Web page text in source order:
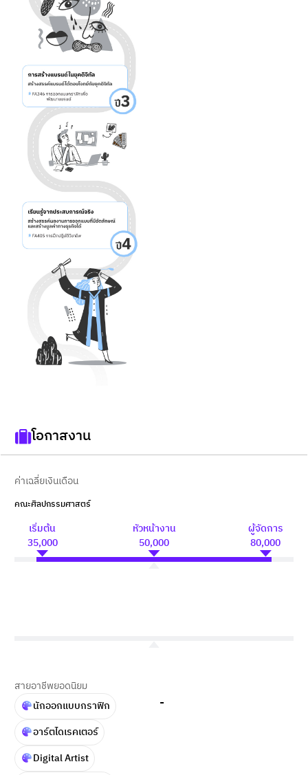
โอกาสงาน
ค่าเฉลี่ยเงินเดือน
คณะศิลปกรรมศาสตร์
เริ่มต้น
35,000
หัวหน้างาน
50,000
ผู้จัดการ
80,000
สายอาชีพยอดนิยม
นักออกแบบกราฟิก
อาร์ตไดเรคเตอร์
Digital Artist
-